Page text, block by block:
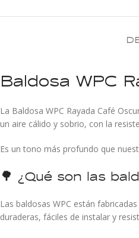
Baldosa WPC
La Baldosa WPC Rayada Café
un aire cálido y sobrio, con la
Es un tono más profundo que
🌳 ¿Qué son las
Las baldosas WPC están
duraderas, fáciles de instalar y